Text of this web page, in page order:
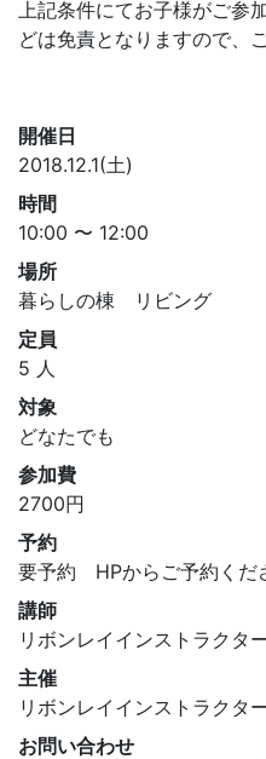
上記条件にてお子様がご参
どは免責となりますので、
開催日
2018.12.1(土)
時間
10:00 〜 12:00
場所
暮らしの棟 リビング
定員
5 人
対象
どなたでも
参加費
2700円
予約
要予約 HPからご予約くだ
講師
リボンレイインストラク
主催
リボンレイインストラク
お問い合わせ